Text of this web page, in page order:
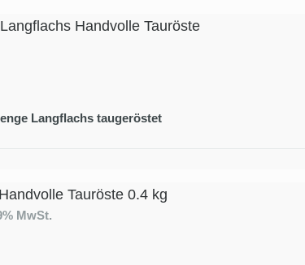
Handvolle Tauröste
Langflachs taugeröstet
Tauröste 0.4 kg
MwSt.